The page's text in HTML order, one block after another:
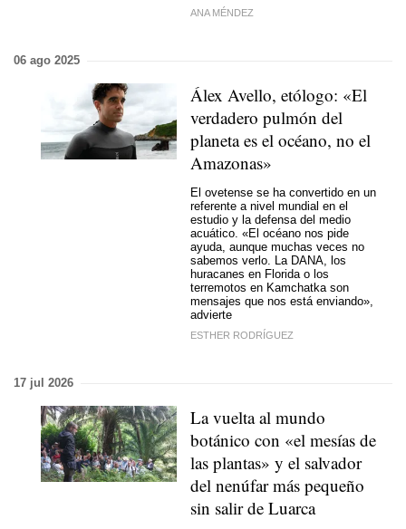
ANA MÉNDEZ
06 ago 2025
Álex Avello, etólogo: «El
verdadero pulmón del
planeta es el océano, no el
Amazonas»
El ovetense se ha convertido en un
referente a nivel mundial en el
estudio y la defensa del medio
acuático. «El océano nos pide
ayuda, aunque muchas veces no
sabemos verlo. La DANA, los
huracanes en Florida o los
terremotos en Kamchatka son
mensajes que nos está enviando»,
advierte
ESTHER RODRÍGUEZ
17 jul 2026
La vuelta al mundo
botánico con «el mesías de
las plantas» y el salvador
del nenúfar más pequeño
sin salir de Luarca